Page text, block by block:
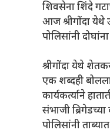
शिवसेना शिंदे
आज श्रीगोंदा येथे
पोलिसांनी
श्रीगोंदा येथे
एक शब्दही
कार्यकर्त्याने
संभाजी
पोलिसांनी